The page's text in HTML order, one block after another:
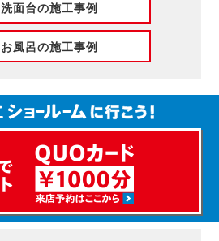
洗面台の施工事例
お風呂の施工事例